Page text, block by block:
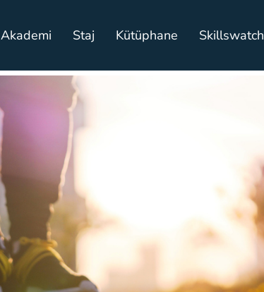
Akademi Staj Kütüphane Skillswatch